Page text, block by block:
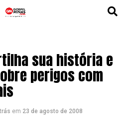
sua história e
perigos com
em 23 de agosto de 2008